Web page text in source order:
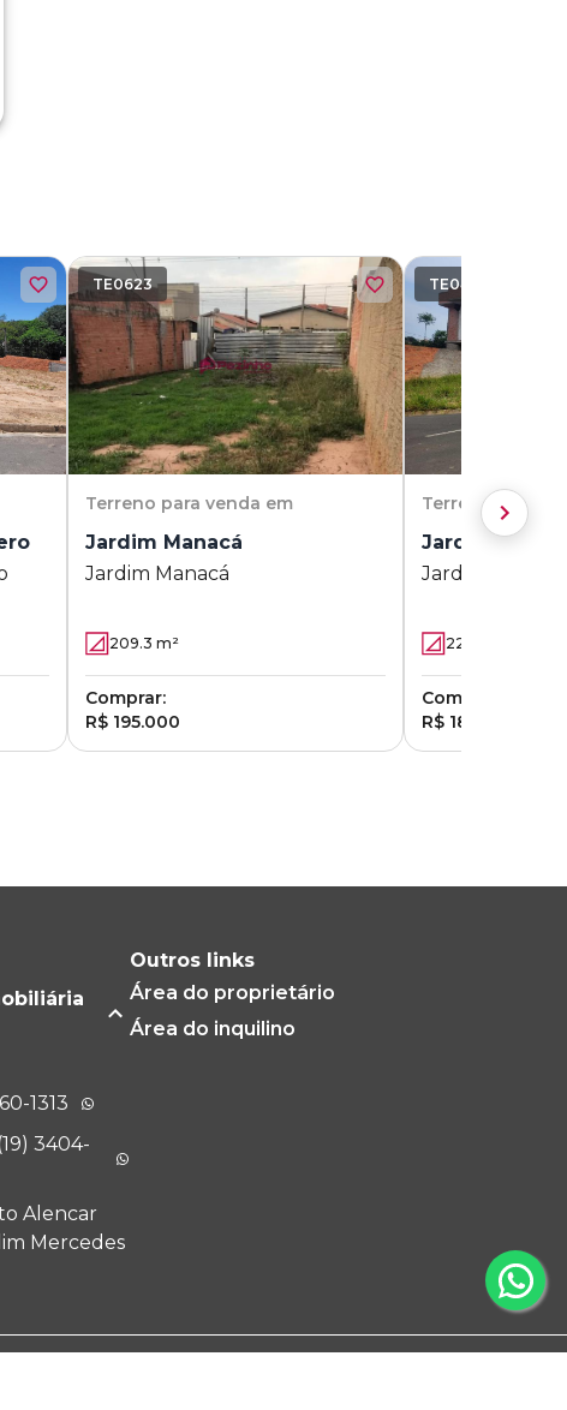
TE0623
Terreno para venda em
Jardim Manacá
Jardim Manacá
209.3 m²
Comprar:
R$ 195.000
TE0401
Terreno para
Jardim
Jardim
227.12
Comprar:
R$ 180.000
1313
3404-
Alencar
Mercedes
Outros links
Área do proprietário
Área do inquilino